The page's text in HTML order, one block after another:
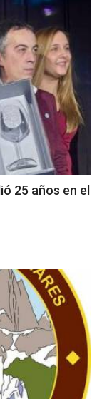
25 años en el